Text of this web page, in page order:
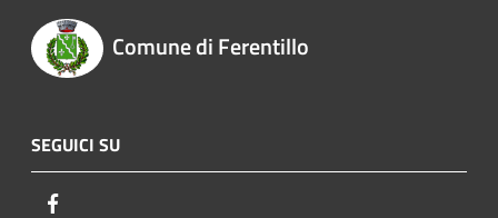
Comune di Ferentillo
SEGUICI SU